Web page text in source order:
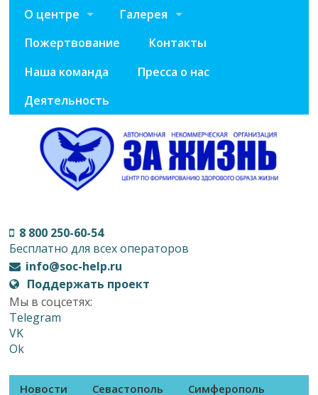
О центре
Галерея
Пожертвование
Контакты
Наша команда
Пресса о нас
Деятельность
8 800 250-60-54
Бесплатно для всех операторов
info@soc-help.ru
Поддержать проект
Мы в соцсетях:
Telegram
VK
Ok
Новости Севастополь Симферополь